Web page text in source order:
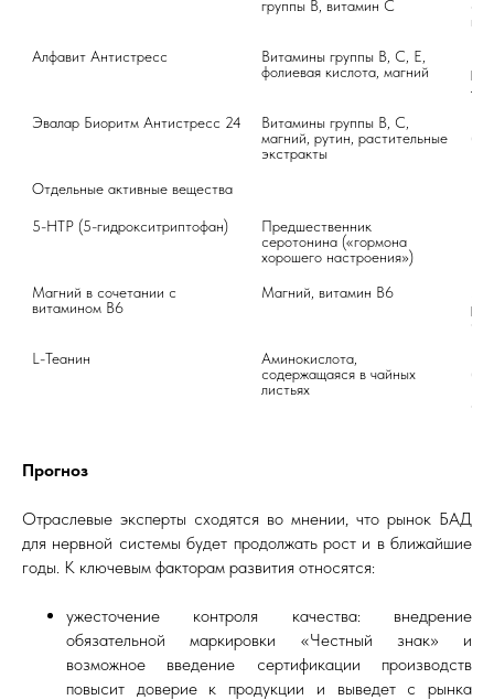
группы B, витамин C
Алфавит Антистресс
Витамины группы B, C, E,
фолиевая кислота, магний
Эвалар Биоритм Антистресс 24
Витамины группы B, C,
магний, рутин, растительные
экстракты
Отдельные активные вещества
5-HTP (5-гидрокситриптофан)
Предшественник
серотонина («гормона
хорошего настроения»)
Магний в сочетании с
витамином B6
Магний, витамин B6
L-Теанин
Аминокислота,
содержащаяся в чайных
листьях
Прогноз
Отраслевые эксперты сходятся во мнении, что рынок БАД
для нервной системы будет продолжать рост и в ближайшие
годы. К ключевым факторам развития относятся:
ужесточение контроля качества: внедрение
обязательной маркировки «Честный знак» и
возможное введение сертификации производств
повысит доверие к продукции и выведет с рынка